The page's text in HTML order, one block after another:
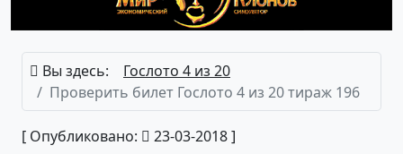
Вы здесь:
Гослото 4 из 20
Проверить билет Гослото 4 из 20 тираж 196
[ Опубликовано: 23-03-2018 ]